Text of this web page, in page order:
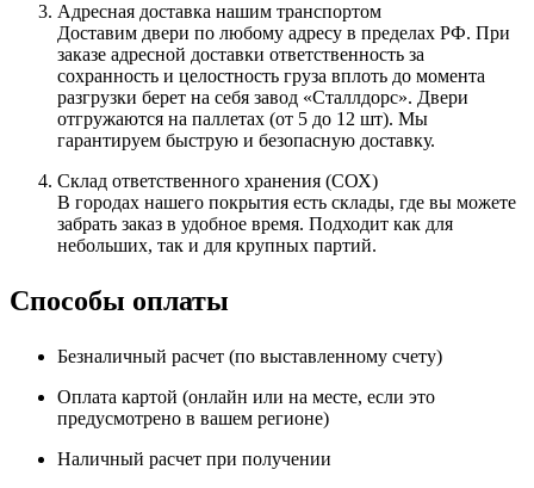
Адресная доставка нашим транспортом
Доставим двери по любому адресу в пределах РФ. При
заказе адресной доставки ответственность за
сохранность и целостность груза вплоть до момента
разгрузки берет на себя завод «Сталлдорс». Двери
отгружаются на паллетах (от 5 до 12 шт). Мы
гарантируем быструю и безопасную доставку.
Склад ответственного хранения (СОХ)
В городах нашего покрытия есть склады, где вы можете
забрать заказ в удобное время. Подходит как для
небольших, так и для крупных партий.
Способы оплаты
Безналичный расчет (по выставленному счету)
Оплата картой (онлайн или на месте, если это
предусмотрено в вашем регионе)
Наличный расчет при получении